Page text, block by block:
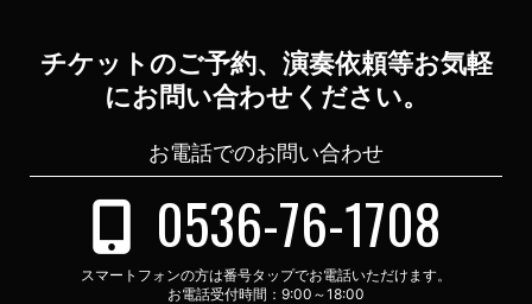
チケットのご予約、演奏依頼等お気軽
にお問い合わせください。
お電話でのお問い合わせ
0536-76-1708
スマートフォンの方は番号タップでお電話いただけます。
お電話受付時間：9:00～18:00